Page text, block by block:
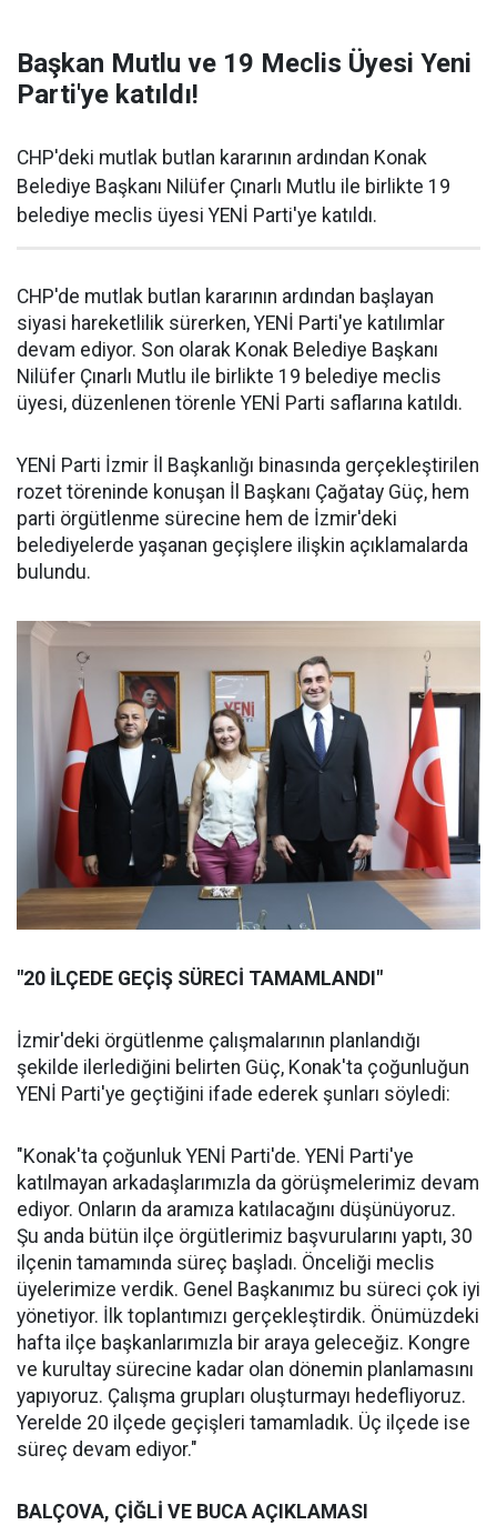
Başkan Mutlu ve 19 Meclis Üyesi Yeni
Parti'ye katıldı!
CHP'deki mutlak butlan kararının ardından Konak
Belediye Başkanı Nilüfer Çınarlı Mutlu ile birlikte 19
belediye meclis üyesi YENİ Parti'ye katıldı.
CHP'de mutlak butlan kararının ardından başlayan
siyasi hareketlilik sürerken, YENİ Parti'ye katılımlar
devam ediyor. Son olarak Konak Belediye Başkanı
Nilüfer Çınarlı Mutlu ile birlikte 19 belediye meclis
üyesi, düzenlenen törenle YENİ Parti saflarına katıldı.
YENİ Parti İzmir İl Başkanlığı binasında gerçekleştirilen
rozet töreninde konuşan İl Başkanı Çağatay Güç, hem
parti örgütlenme sürecine hem de İzmir'deki
belediyelerde yaşanan geçişlere ilişkin açıklamalarda
bulundu.
"20 İLÇEDE GEÇİŞ SÜRECİ TAMAMLANDI"
İzmir'deki örgütlenme çalışmalarının planlandığı
şekilde ilerlediğini belirten Güç, Konak'ta çoğunluğun
YENİ Parti'ye geçtiğini ifade ederek şunları söyledi:
"Konak'ta çoğunluk YENİ Parti'de. YENİ Parti'ye
katılmayan arkadaşlarımızla da görüşmelerimiz devam
ediyor. Onların da aramıza katılacağını düşünüyoruz.
Şu anda bütün ilçe örgütlerimiz başvurularını yaptı, 30
ilçenin tamamında süreç başladı. Önceliği meclis
üyelerimize verdik. Genel Başkanımız bu süreci çok iyi
yönetiyor. İlk toplantımızı gerçekleştirdik. Önümüzdeki
hafta ilçe başkanlarımızla bir araya geleceğiz. Kongre
ve kurultay sürecine kadar olan dönemin planlamasını
yapıyoruz. Çalışma grupları oluşturmayı hedefliyoruz.
Yerelde 20 ilçede geçişleri tamamladık. Üç ilçede ise
süreç devam ediyor."
BALÇOVA, ÇİĞLİ VE BUCA AÇIKLAMASI